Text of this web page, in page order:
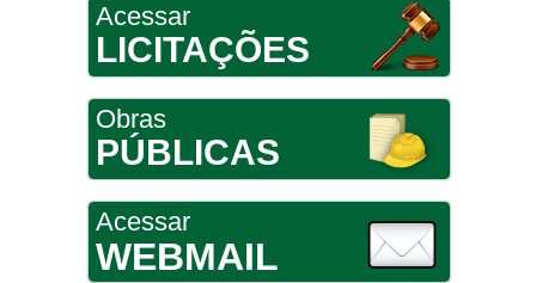
Acessar
LICITAÇÕES
Obras
PÚBLICAS
Acessar
WEBMAIL